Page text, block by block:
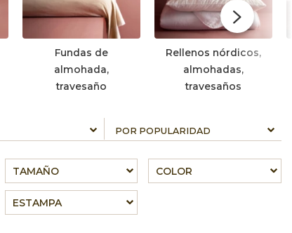
Fundas de
almohada,
travesaño
Rellenos nórdicos,
almohadas,
travesaños
TAMAÑO COLOR
ESTAMPA